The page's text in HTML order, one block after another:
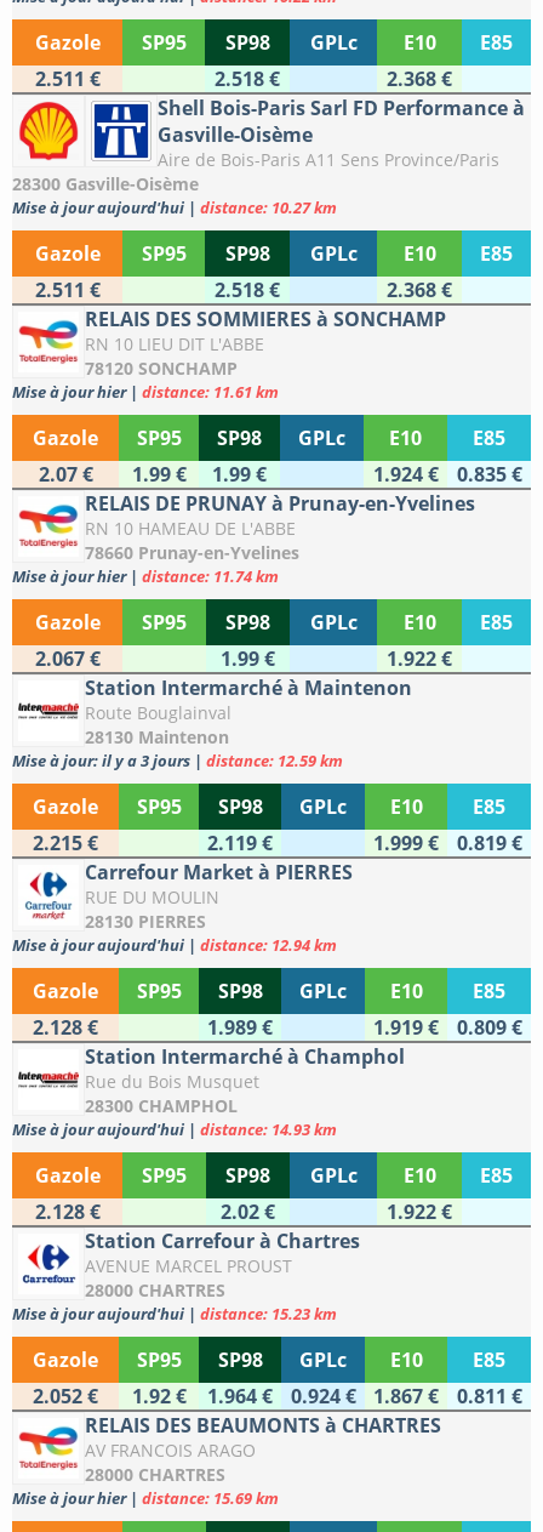
Gazole SP95 SP98 GPLc E10
E85
2.511 €
2.518 €
2.368 €
Shell Bois-Paris Sarl FD Performance à
Gasville-Oisème
Aire de Bois-Paris A11 Sens Province/Paris
28300 Gasville-Oisème
Mise à jour aujourd'hui | distance: 10.27 km
Gazole SP95 SP98 GPLc E10
E85
2.511 €
2.518 €
2.368 €
RELAIS DES SOMMIERES à SONCHAMP
RN 10 LIEU DIT L'ABBE
78120 SONCHAMP
Mise à jour hier | distance: 11.61 km
Gazole SP95 SP98 GPLc E10
E85
2.07 €
1.99 € 1.99 € 1.924 €
0.835 €
RELAIS DE PRUNAY à Prunay-en-Yvelines
RN 10 HAMEAU DE L'ABBE
78660 Prunay-en-Yvelines
Mise à jour hier | distance: 11.74 km
Gazole SP95 SP98 GPLc E10
E85
2.067 €
1.99 €
1.922 €
Station Intermarché à Maintenon
Route Bouglainval
28130 Maintenon
Mise à jour: il y a 3 jours | distance: 12.59 km
Gazole SP95 SP98 GPLc E10
E85
2.215 €
2.119 € 1.999 €
0.819 €
Carrefour Market à PIERRES
RUE DU MOULIN
28130 PIERRES
Mise à jour aujourd'hui | distance: 12.94 km
Gazole SP95 SP98 GPLc E10
E85
2.128 €
1.989 € 1.919 €
0.809 €
Station Intermarché à Champhol
Rue du Bois Musquet
28300 CHAMPHOL
Mise à jour aujourd'hui | distance: 14.93 km
Gazole SP95 SP98 GPLc E10
E85
2.128 €
2.02 €
1.922 €
Station Carrefour à Chartres
AVENUE MARCEL PROUST
28000 CHARTRES
Mise à jour aujourd'hui | distance: 15.23 km
Gazole SP95 SP98 GPLc E10
E85
2.052 €
1.92 € 1.964 € 0.924 € 1.867 €
0.811 €
RELAIS DES BEAUMONTS à CHARTRES
AV FRANCOIS ARAGO
28000 CHARTRES
Mise à jour hier | distance: 15.69 km